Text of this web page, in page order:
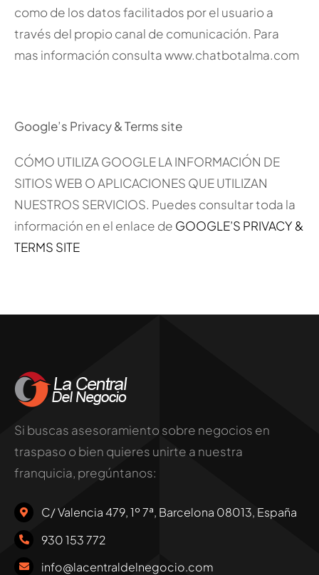
como de los datos facilitados por el usuario a
través del propio canal de comunicación. Para
mas información consulta www.chatbotalma.com
Google’s Privacy & Terms site
CÓMO UTILIZA GOOGLE LA INFORMACIÓN DE
SITIOS WEB O APLICACIONES QUE UTILIZAN
NUESTROS SERVICIOS. Puedes consultar toda la
información en el enlace de GOOGLE’S PRIVACY &
TERMS SITE
Si buscas asesoramiento sobre negocios en
traspaso o bien quieres unirte a nuestra
franquicia, pregúntanos:
C/ Valencia 479, 1º 7ª, Barcelona 08013, España
930 153 772
info@lacentraldelnegocio.com